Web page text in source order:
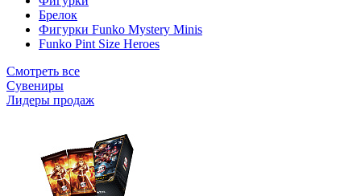
Брелок
Фигурки Funko Mystery Minis
Funko Pint Size Heroes
Смотреть все
Сувениры
Лидеры продаж